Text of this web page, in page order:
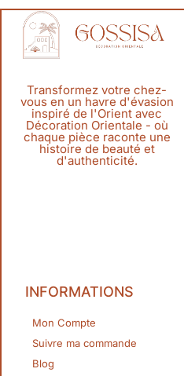
Transformez votre chez-
vous en un havre d'évasion
inspiré de l'Orient avec
Décoration Orientale - où
chaque pièce raconte une
histoire de beauté et
d'authenticité.
INFORMATIONS
Mon Compte
Suivre ma commande
Blog